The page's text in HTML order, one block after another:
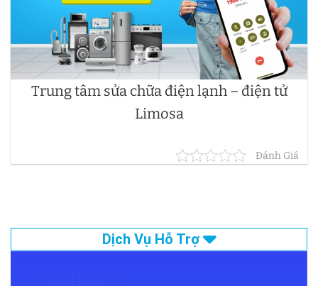
Trung tâm sửa chữa điện lạnh – điện tử
Limosa
Đánh Giá
Dịch Vụ Hỗ Trợ